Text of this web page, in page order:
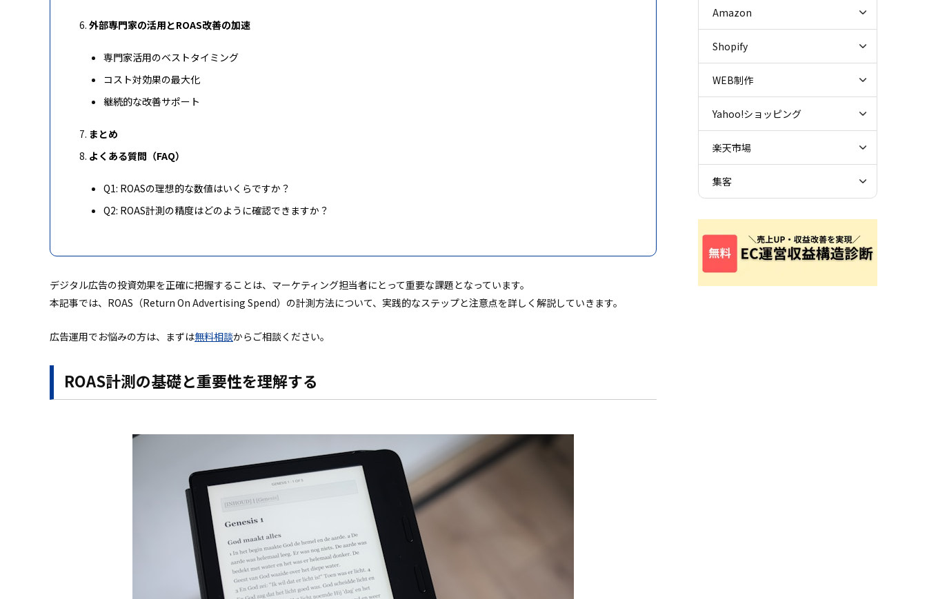
外部専門家の活用とROAS改善の加速
専門家活用のベストタイミング
コスト対効果の最大化
継続的な改善サポート
まとめ
よくある質問（FAQ）
Q1: ROASの理想的な数値はいくらですか？
Q2: ROAS計測の精度はどのように確認できますか？
デジタル広告の投資効果を正確に把握することは、マーケティング担当者にとって重要な課題となっています。
本記事では、ROAS（Return On Advertising Spend）の計測方法について、実践的なステップと注意点を詳しく解説していきます。
広告運用でお悩みの方は、まずは無料相談からご相談ください。
ROAS計測の基礎と重要性を理解する
Amazon
Shopify
WEB制作
Yahoo!ショッピング
楽天市場
集客